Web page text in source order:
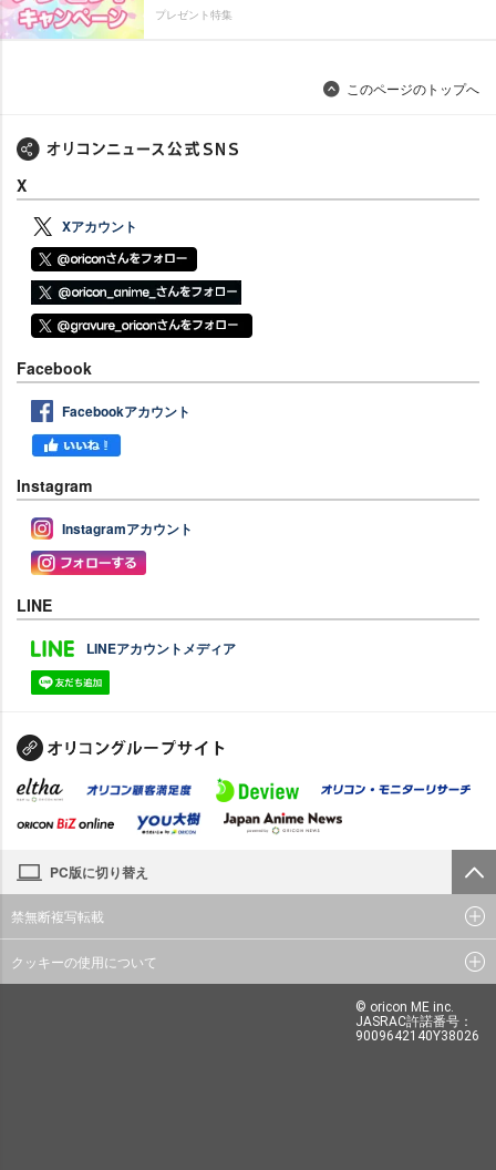
プレゼント特集
このページのトップへ
X
Xアカウント
Facebook
Facebookアカウント
Instagram
Instagramアカウント
LINE
LINEアカウントメディア
PC版に切り替え
禁無断複写転載
クッキーの使用について
© oricon ME inc.
JASRAC許諾番号：
9009642140Y38026